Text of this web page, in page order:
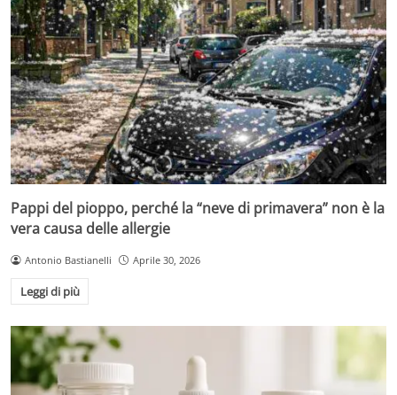
Pappi del pioppo, perché la “neve di primavera” non è la
vera causa delle allergie
Antonio Bastianelli Aprile 30, 2026
Leggi di più